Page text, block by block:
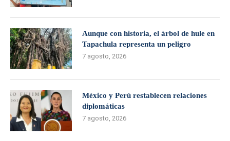
Aunque con historia, el árbol de hule en
Tapachula representa un peligro
7 agosto, 2026
México y Perú restablecen relaciones
diplomáticas
7 agosto, 2026